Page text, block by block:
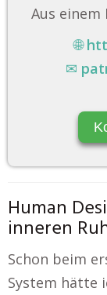
Aus einem
🌐
✉
Human
inneren
Schon beim
System hätte